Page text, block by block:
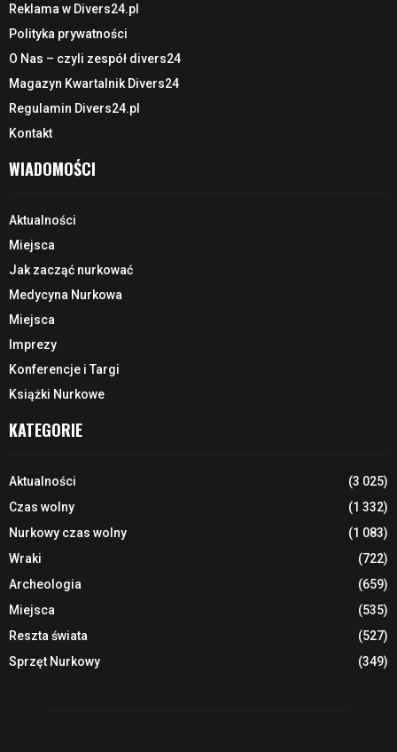
Reklama w Divers24.pl
Polityka prywatności
O Nas – czyli zespół divers24
Magazyn Kwartalnik Divers24
Regulamin Divers24.pl
Kontakt
WIADOMOŚCI
Aktualności
Miejsca
Jak zacząć nurkować
Medycyna Nurkowa
Miejsca
Imprezy
Konferencje i Targi
Książki Nurkowe
KATEGORIE
Aktualności
(3 025)
Czas wolny
(1 332)
Nurkowy czas wolny
(1 083)
Wraki
(722)
Archeologia
(659)
Miejsca
(535)
Reszta świata
(527)
Sprzęt Nurkowy
(349)